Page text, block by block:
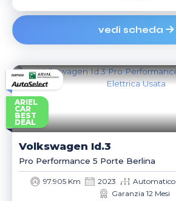
vedi scheda
ARIEL
CAR
BEST
DEAL
Volkswagen Id.3
Pro Performance 5 Porte Berlina
97.905 Km 2023 Automatico
Garanzia 12 Mesi